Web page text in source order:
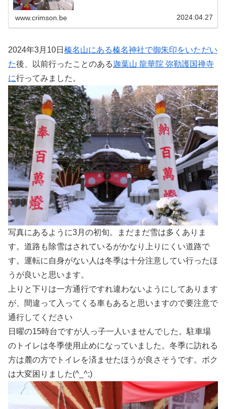
www.crimson.be 2024.04.27
2024年3月10日 榛名山にある榛名神社で御朱印をいただい
た後、以前行ったことのある迦葉山 龍華院 弥勒護国禅寺
に行ってみました。
写真にあるように3月の初旬。まだまだ雪は多くありま
す。道路も除雪はされているがかなり上りにくい道路で
す。運転に自身がない人は冬季は十分注意してい行ったほ
うが良いと思います。
上りと下りは一方通行ですれ違わないようにしてあります
が、間違って入ってくる車もあると思いますので要注意で
通行してください
日曜の15時台ですが人っ子一人いませんでした。駐車場
のトイレは冬季使用止めになっていました。冬季に訪れる
方は麓の方でトイレを済ませたほうが良さそうです。ボク
は大変困りました(^_^;)